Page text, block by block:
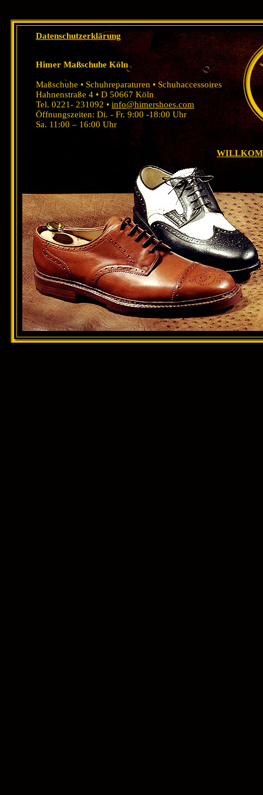
Datenschutzerklärung
Himer Maßschuhe Köln
Maßschuhe • Schuhreparaturen • Schuhaccessoires
Hahnenstraße 4 • D 50667 Köln
Tel. 0221- 231092 • info@himershoes.com
Öffnungszeiten: Di. - Fr. 9:00 -18:00 Uhr
Sa. 11:00 – 16:00 Uhr